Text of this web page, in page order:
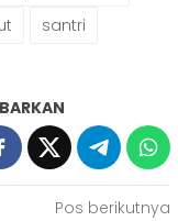
santri
Pos berikutnya